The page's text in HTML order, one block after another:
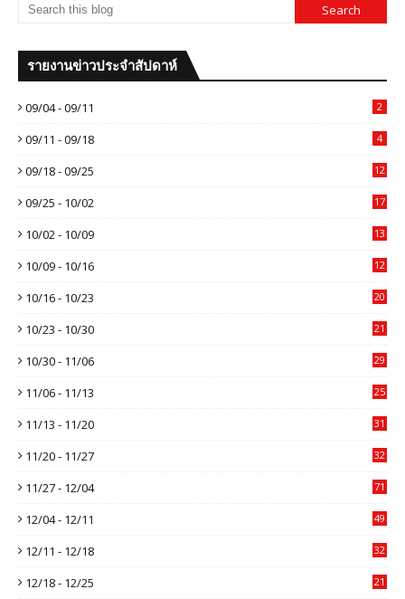
รายงานข่าวประจำสัปดาห์
09/04 - 09/11 2
09/11 - 09/18 4
09/18 - 09/25 12
09/25 - 10/02 17
10/02 - 10/09 13
10/09 - 10/16 12
10/16 - 10/23 20
10/23 - 10/30 21
10/30 - 11/06 29
11/06 - 11/13 25
11/13 - 11/20 31
11/20 - 11/27 32
11/27 - 12/04 71
12/04 - 12/11 49
12/11 - 12/18 32
12/18 - 12/25 21